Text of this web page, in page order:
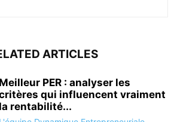
ARTICLES
Meilleur PER : analyser les
qui influencent vraiment
la rentabilité...